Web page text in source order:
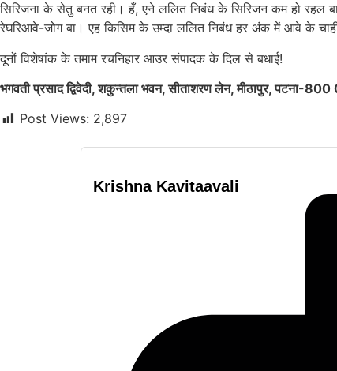
सिरिजना के सेतु बनत रही। हँ, एने ललित निबंध के सिरिजन कम हो रहल
रेघरिआवे-जोग बा। एह किसिम के उम्दा ललित निबंध हर अंक में आवे के
दूनों विशेषांक के तमाम रचनिहार आउर संपादक के दिल से बधाई!
भगवती प्रसाद द्विवेदी, शकुन्तला भवन,सीताशरण लेन,मीठापुर,पटना-800
Post Views: 2,897
Krishna Kavitaavali